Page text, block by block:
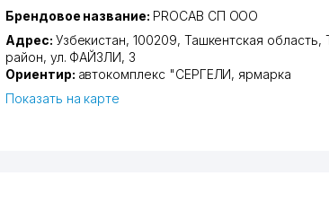
Брендовое название: PROCAB СП ООО
Адрес: Узбекистан, 100209, Ташкентская область,
район, ул. ФАЙЗЛИ, 3
Ориентир: автокомплекс "СЕРГЕЛИ, ярмарка
Показать на карте